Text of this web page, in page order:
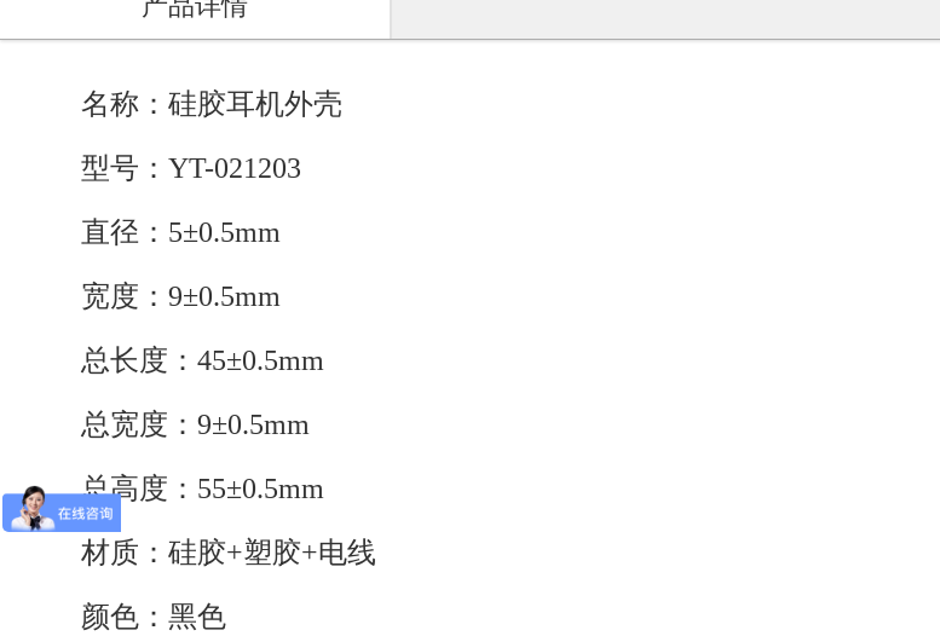
产品详情
名称：硅胶耳机外壳
型号：YT-021203
直径：5±0.5mm
宽度：9±0.5mm
总长度：45±0.5mm
总宽度：9±0.5mm
总高度：55±0.5mm
材质：硅胶+塑胶+电线
颜色：黑色